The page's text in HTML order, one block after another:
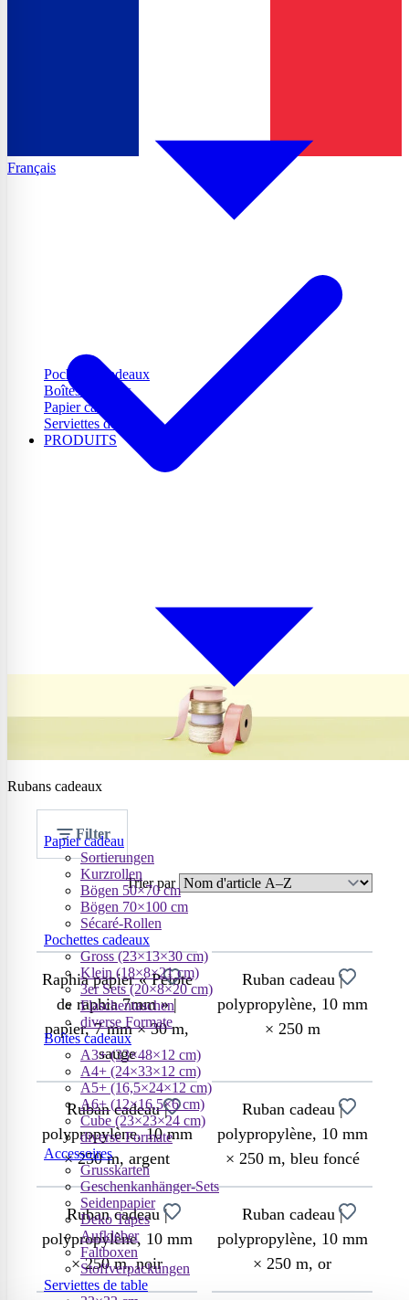
Pochettes cadeaux
Boîtes cadeaux
Papier cadeau
Serviettes de table
PRODUITS
Papier cadeau
Sortierungen
Kurzrollen
Bögen 50×70 cm
Bögen 70×100 cm
Sécaré-Rollen
Pochettes cadeaux
Gross (23×13×30 cm)
Klein (18×8×21 cm)
3er Sets (20×8×20 cm)
Flaschentaschen
diverse Formate
Boîtes cadeaux
A3+ (33×48×12 cm)
A4+ (24×33×12 cm)
A5+ (16,5×24×12 cm)
A6+ (12×16,5×6 cm)
Cube (23×23×24 cm)
diverse Formate
Accessoires
Grusskarten
Geschenkanhänger-Sets
Seidenpapier
Deko Tapes
Aufkleber
Faltboxen
Stoffverpackungen
Serviettes de table
Français
Rubans cadeaux
Filter
Trier par
Raphia papier « Pelote
de raphia 7mm » |
papier, 7 mm × 30 m,
sauge
Ruban cadeau |
polypropylène, 10 mm
× 250 m
Ruban cadeau |
polypropylène, 10 mm
× 250 m, argent
Ruban cadeau |
polypropylène, 10 mm
× 250 m, bleu foncé
Ruban cadeau |
polypropylène, 10 mm
× 250 m, noir
Ruban cadeau |
polypropylène, 10 mm
× 250 m, or